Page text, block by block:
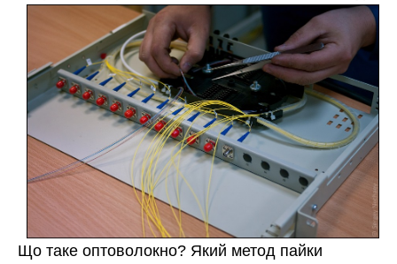
Що таке оптоволокно? Який метод пайки